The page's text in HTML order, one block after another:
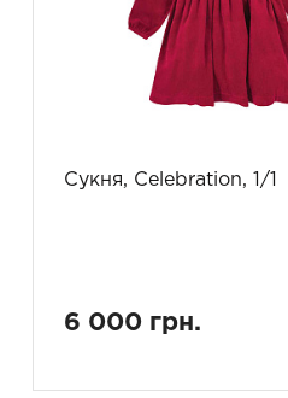
Сукня, Celebration, 1/1
6 000 грн.